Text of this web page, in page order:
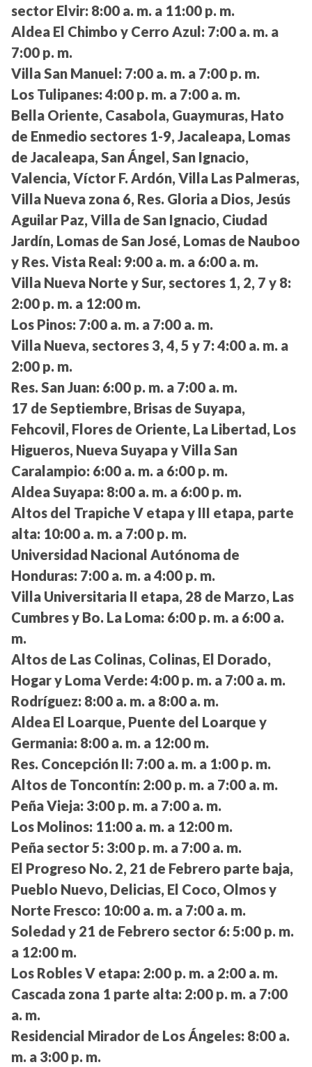
sector Elvir: 8:00 a. m. a 11:00 p. m.
Aldea El Chimbo y Cerro Azul: 7:00 a. m. a
7:00 p. m.
Villa San Manuel: 7:00 a. m. a 7:00 p. m.
Los Tulipanes: 4:00 p. m. a 7:00 a. m.
Bella Oriente, Casabola, Guaymuras, Hato
de Enmedio sectores 1-9, Jacaleapa, Lomas
de Jacaleapa, San Ángel, San Ignacio,
Valencia, Víctor F. Ardón, Villa Las Palmeras,
Villa Nueva zona 6, Res. Gloria a Dios, Jesús
Aguilar Paz, Villa de San Ignacio, Ciudad
Jardín, Lomas de San José, Lomas de Nauboo
y Res. Vista Real: 9:00 a. m. a 6:00 a. m.
Villa Nueva Norte y Sur, sectores 1, 2, 7 y 8:
2:00 p. m. a 12:00 m.
Los Pinos: 7:00 a. m. a 7:00 a. m.
Villa Nueva, sectores 3, 4, 5 y 7: 4:00 a. m. a
2:00 p. m.
Res. San Juan: 6:00 p. m. a 7:00 a. m.
17 de Septiembre, Brisas de Suyapa,
Fehcovil, Flores de Oriente, La Libertad, Los
Higueros, Nueva Suyapa y Villa San
Caralampio: 6:00 a. m. a 6:00 p. m.
Aldea Suyapa: 8:00 a. m. a 6:00 p. m.
Altos del Trapiche V etapa y III etapa, parte
alta: 10:00 a. m. a 7:00 p. m.
Universidad Nacional Autónoma de
Honduras: 7:00 a. m. a 4:00 p. m.
Villa Universitaria II etapa, 28 de Marzo, Las
Cumbres y Bo. La Loma: 6:00 p. m. a 6:00 a.
m.
Altos de Las Colinas, Colinas, El Dorado,
Hogar y Loma Verde: 4:00 p. m. a 7:00 a. m.
Rodríguez: 8:00 a. m. a 8:00 a. m.
Aldea El Loarque, Puente del Loarque y
Germania: 8:00 a. m. a 12:00 m.
Res. Concepción II: 7:00 a. m. a 1:00 p. m.
Altos de Toncontín: 2:00 p. m. a 7:00 a. m.
Peña Vieja: 3:00 p. m. a 7:00 a. m.
Los Molinos: 11:00 a. m. a 12:00 m.
Peña sector 5: 3:00 p. m. a 7:00 a. m.
El Progreso No. 2, 21 de Febrero parte baja,
Pueblo Nuevo, Delicias, El Coco, Olmos y
Norte Fresco: 10:00 a. m. a 7:00 a. m.
Soledad y 21 de Febrero sector 6: 5:00 p. m.
a 12:00 m.
Los Robles V etapa: 2:00 p. m. a 2:00 a. m.
Cascada zona 1 parte alta: 2:00 p. m. a 7:00
a. m.
Residencial Mirador de Los Ángeles: 8:00 a.
m. a 3:00 p. m.